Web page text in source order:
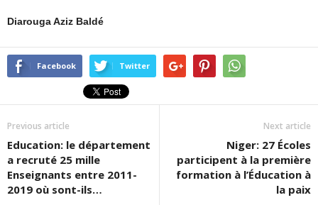
Diarouga Aziz Baldé
Facebook Twitter
Previous article
Education: le département
a recruté 25 mille
Enseignants entre 2011-
2019 où sont-ils…
Next article
Niger: 27 Écoles
participent à la première
formation à l’Éducation à
la paix